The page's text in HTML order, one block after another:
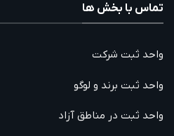
تماس با بخش ها
واحد ثبت شرکت
واحد ثبت برند و لوگو
واحد ثبت در مناطق آزاد